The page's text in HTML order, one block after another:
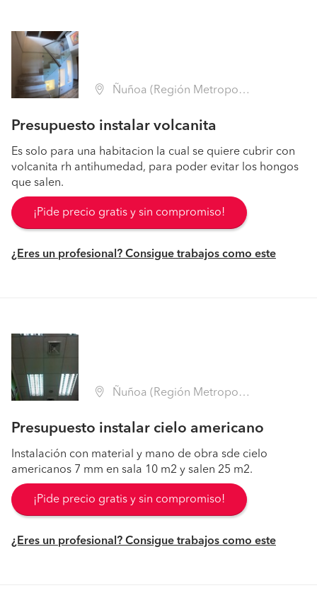
Ñuñoa (Región Metropolitana - Santiago)
Presupuesto instalar volcanita
Es solo para una habitacion la cual se quiere cubrir con
volcanita rh antihumedad, para poder evitar los hongos
que salen.
¡Pide precio gratis y sin compromiso!
¿Eres un profesional? Consigue trabajos como este
Ñuñoa (Región Metropolitana - Santiago)
Presupuesto instalar cielo americano
Instalación con material y mano de obra sde cielo
americanos 7 mm en sala 10 m2 y salen 25 m2.
¡Pide precio gratis y sin compromiso!
¿Eres un profesional? Consigue trabajos como este